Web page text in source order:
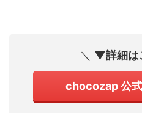
＼ ▼詳細は
chocozap 公